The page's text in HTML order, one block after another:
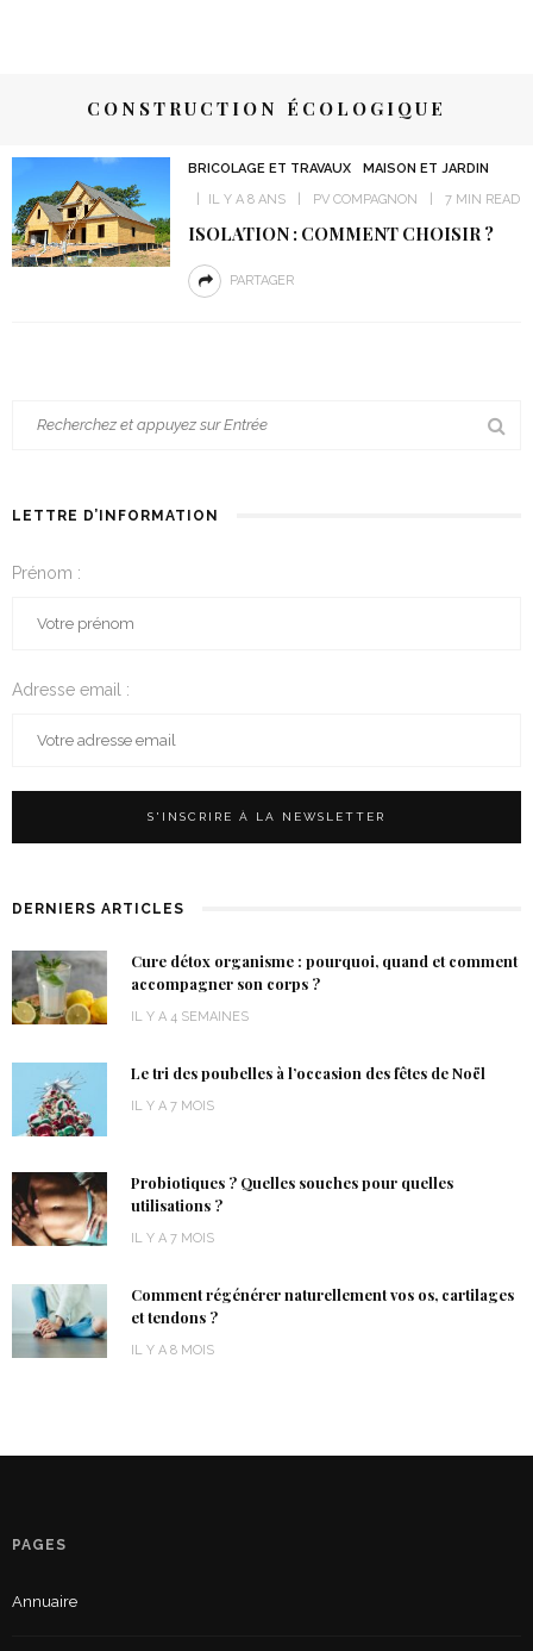
CONSTRUCTION ÉCOLOGIQUE
BRICOLAGE ET TRAVAUX
MAISON ET JARDIN
IL Y A 8 ANS
PV COMPAGNON 7 MIN READ
ISOLATION : COMMENT CHOISIR ?
PARTAGER
LETTRE D’INFORMATION
Prénom :
Adresse email :
DERNIERS ARTICLES
Cure détox organisme : pourquoi, quand et comment
accompagner son corps ?
IL Y A 4 SEMAINES
Le tri des poubelles à l’occasion des fêtes de Noël
IL Y A 7 MOIS
Probiotiques ? Quelles souches pour quelles
utilisations ?
IL Y A 7 MOIS
Comment régénérer naturellement vos os, cartilages
et tendons ?
IL Y A 8 MOIS
PAGES
Annuaire